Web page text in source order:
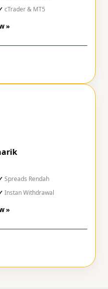
cTrader & MT5
»
Spreads Rendah
Instan Withdrawal
»